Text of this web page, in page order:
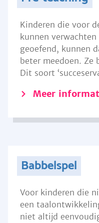
Kinderen die voor
kunnen
geoefend, kunnen
beter meedoen. Ze
Dit soort
Meer
Babbelspel
Voor kinderen die
een
niet altijd